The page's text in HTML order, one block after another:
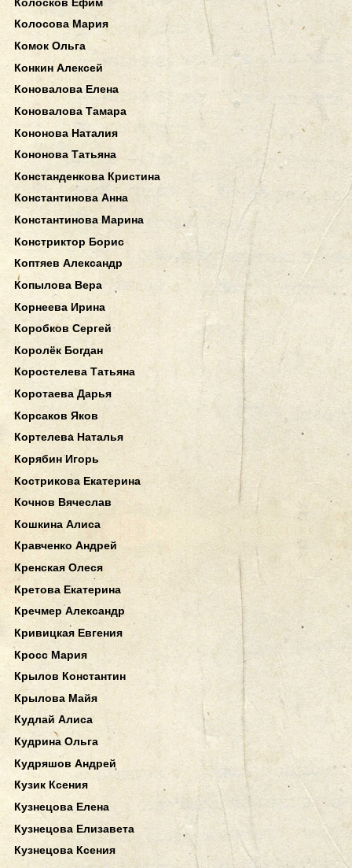
Колосова Мария
Комок Ольга
Конкин Алексей
Коновалова Елена
Коновалова Тамара
Кононова Наталия
Кононова Татьяна
Констанденкова Кристина
Константинова Анна
Константинова Марина
Констриктор Борис
Коптяев Александр
Копылова Вера
Корнеева Ирина
Коробков Сергей
Королёк Богдан
Коростелева Татьяна
Коротаева Дарья
Корсаков Яков
Кортелева Наталья
Корябин Игорь
Кострикова Екатерина
Кочнов Вячеслав
Кошкина Алиса
Кравченко Андрей
Кренская Олеся
Кретова Екатерина
Кречмер Александр
Кривицкая Евгения
Кросс Мария
Крылов Константин
Крылова Майя
Кудлай Алиса
Кудрина Ольга
Кудряшов Андрей
Кузик Ксения
Кузнецова Елена
Кузнецова Елизавета
Кузнецова Ксения